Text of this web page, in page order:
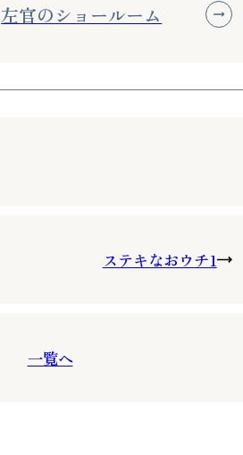
左官のショールーム
一覧へ
ステキなおウチ1